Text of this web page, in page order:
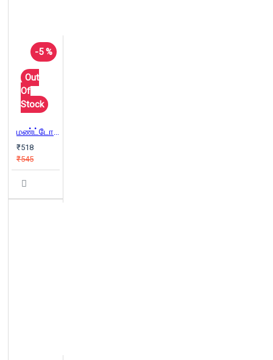
-5 %
Out
Of
Stock
மண்ட்டோ படைப்புகள்
₹518
₹545